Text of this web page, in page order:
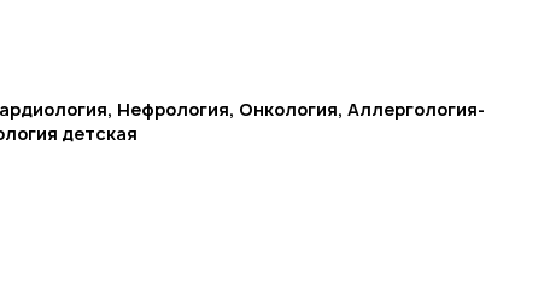
Нефрология, Онкология, Аллергология-
детская